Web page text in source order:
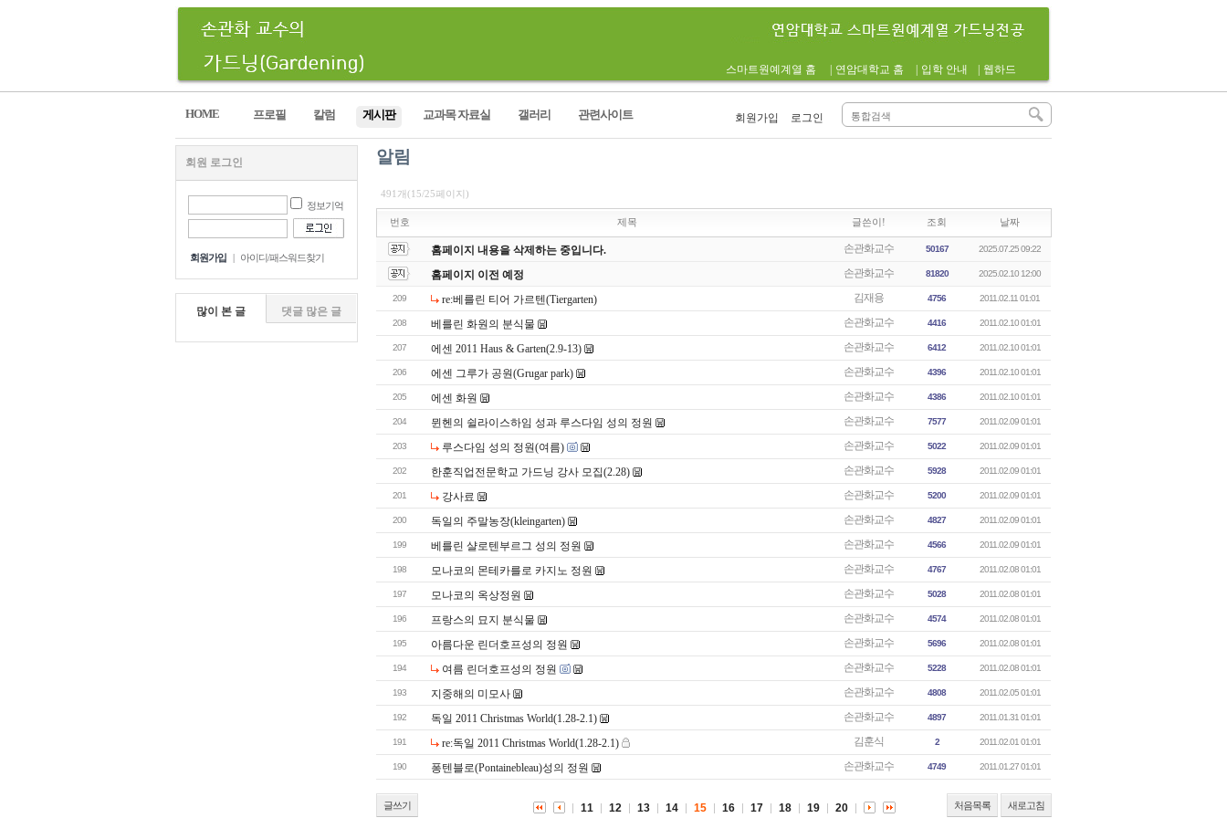
스마트원예계열 홈 연암대학교 홈 입학 안내 웹하드
회원가입 로그인
HOME 프로필 칼럼 게시판 교과목 자료실 갤러리 관련사이트
회원 로그인
정보기억
회원가입 | 아이디/패스워드찾기
많이 본 글 댓글 많은 글
알림
491개(15/25페이지)
번호 제목 글쓴이! 조회 날짜
홈페이지 내용을 삭제하는 중입니다. 손관화교수 50167 2025.07.25 09:22
홈페이지 이전 예정 손관화교수 81820 2025.02.10 12:00
209 re:베를린 티어 가르텐(Tiergarten) 김재용 4756 2011.02.11 01:01
208 베를린 화원의 분식물 손관화교수 4416 2011.02.10 01:01
207 에센 2011 Haus & Garten(2.9-13) 손관화교수 6412 2011.02.10 01:01
206 에센 그루가 공원(Grugar park) 손관화교수 4396 2011.02.10 01:01
205 에센 화원 손관화교수 4386 2011.02.10 01:01
204 뮌헨의 쉴라이스하임 성과 루스다임 성의 정원 손관화교수 7577 2011.02.09 01:01
203 루스다임 성의 정원(여름) 손관화교수 5022 2011.02.09 01:01
202 한훈직업전문학교 가드닝 강사 모집(2.28) 손관화교수 5928 2011.02.09 01:01
201 강사료 손관화교수 5200 2011.02.09 01:01
200 독일의 주말농장(kleingarten) 손관화교수 4827 2011.02.09 01:01
199 베를린 샬로텐부르그 성의 정원 손관화교수 4566 2011.02.09 01:01
198 모나코의 몬테카를로 카지노 정원 손관화교수 4767 2011.02.08 01:01
197 모나코의 옥상정원 손관화교수 5028 2011.02.08 01:01
196 프랑스의 묘지 분식물 손관화교수 4574 2011.02.08 01:01
195 아름다운 린더호프성의 정원 손관화교수 5696 2011.02.08 01:01
194 여름 린더호프성의 정원 손관화교수 5228 2011.02.08 01:01
193 지중해의 미모사 손관화교수 4808 2011.02.05 01:01
192 독일 2011 Christmas World(1.28-2.1) 손관화교수 4897 2011.01.31 01:01
191 re:독일 2011 Christmas World(1.28-2.1) 김훈식 2 2011.02.01 01:01
190 퐁텐블로(Pontainebleau)성의 정원 손관화교수 4749 2011.01.27 01:01
글쓰기 처음목록 새로고침
11 12 13 14 15 16 17 18 19 20